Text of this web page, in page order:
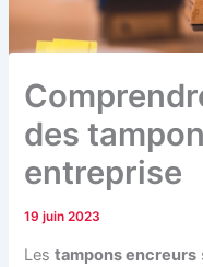
des
entreprise
19 juin 2023
Lestampons encreurs